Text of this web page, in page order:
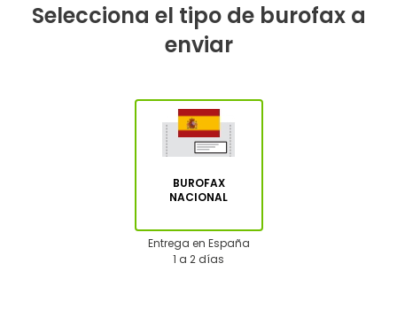
Selecciona el tipo de burofax a
enviar
BUROFAX
NACIONAL
Entrega en España
1 a 2 días